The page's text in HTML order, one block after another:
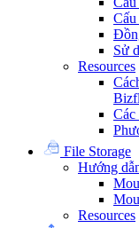
Sử
Resources
Các
File Storage
Hướng
Resources